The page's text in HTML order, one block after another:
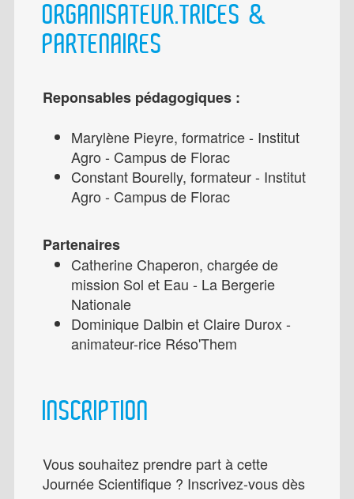
ORGANISATEUR.TRICES &
PARTENAIRES
Reponsables pédagogiques :
Marylène Pieyre, formatrice - Institut
Agro - Campus de Florac
Constant Bourelly, formateur - Institut
Agro - Campus de Florac
Partenaires
Catherine Chaperon, chargée de
mission Sol et Eau - La Bergerie
Nationale
Dominique Dalbin et Claire Durox -
animateur-rice Réso'Them
INSCRIPTION
Vous souhaitez prendre part à cette
Journée Scientifique ? Inscrivez-vous dès